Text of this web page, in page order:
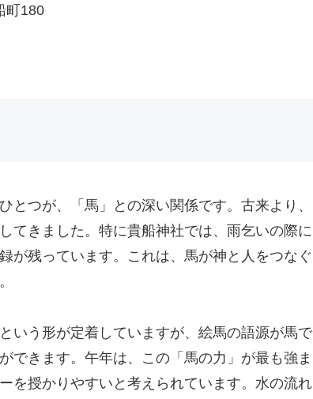
町180
つが、「馬」との深い関係です。古来より、
てきました。特に貴船神社では、雨乞いの際に
が残っています。これは、馬が神と人をつなぐ
いう形が定着していますが、絵馬の語源が馬で
できます。午年は、この「馬の力」が最も強ま
を授かりやすいと考えられています。水の流れ